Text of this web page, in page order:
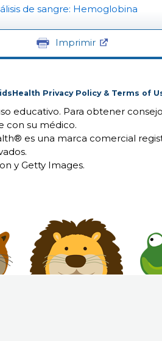
de sangre: Hemoglobina
Imprimir
Privacy Policy & Terms of
educativo. Para obtener
con su médico.
es una marca comercial
y Getty Images.